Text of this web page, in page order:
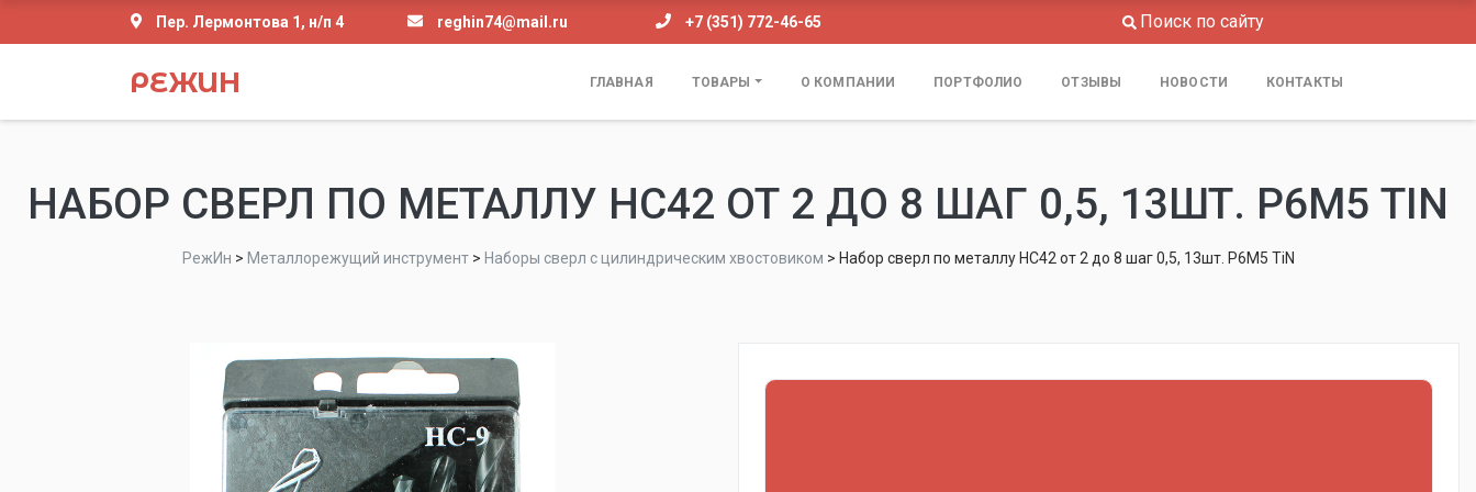
Пер. Лермонтова 1, н/п 4 reghin74@mail.ru +7 (351) 772-46-65 Поиск по сайту
РЕЖИН ГЛАВНАЯ ТОВАРЫ О КОМПАНИИ ПОРТФОЛИО ОТЗЫВЫ НОВОСТИ КОНТАКТЫ
НАБОР СВЕРЛ ПО МЕТАЛЛУ НС42 ОТ 2 ДО 8 ШАГ 0,5, 13ШТ. Р6М5 TIN
РежИн > Металлорежущий инструмент> Наборы сверл с цилиндрическим хвостовиком > Набор сверл по металлу НС42 от 2 до 8 шаг 0,5, 13шт. Р6М5 TiN